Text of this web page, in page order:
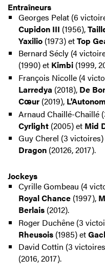
Entraîneurs
Georges Pelat (6
Cupidon III (1956),
Yaxilio(1973) etTop
Bernard Sécly (4
(1990) et Kimbi(1999,
François Nicolle (4
Larredya (2018), De
Cœur (2019),
Arnaud Chaillé-Chaillé
Cyrlight(2005) et Mid
Guy Cherel (3 victoires)
Dragon(20126, 2017).
Jockeys
Cyrille Gombeau (4
Royal Chance(1997),
Berlais(2012).
Roger Duchêne (3
Rheusois(1985) et
David Cottin (3
(2016, 2017).